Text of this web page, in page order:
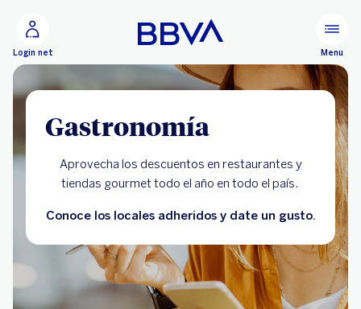
Configurar
Login net Menu
Gastronomía
Aprovecha los descuentos en restaurantes y
tiendas gourmet todo el año en todo el país.
Conoce los locales adheridos y date un gusto.